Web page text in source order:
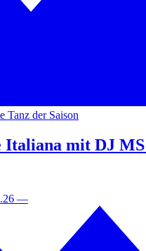
Tanz der Saison
Italiana mit DJ
—